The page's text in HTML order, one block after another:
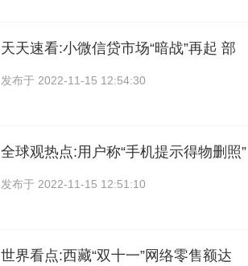
天天速看:小微信贷市场“暗战”再起 部
发布于 2022-11-15 12:54:30
全球观热点:用户称“手机提示得物删照”
发布于 2022-11-15 12:51:10
世界看点:西藏“双十一”网络零售额达